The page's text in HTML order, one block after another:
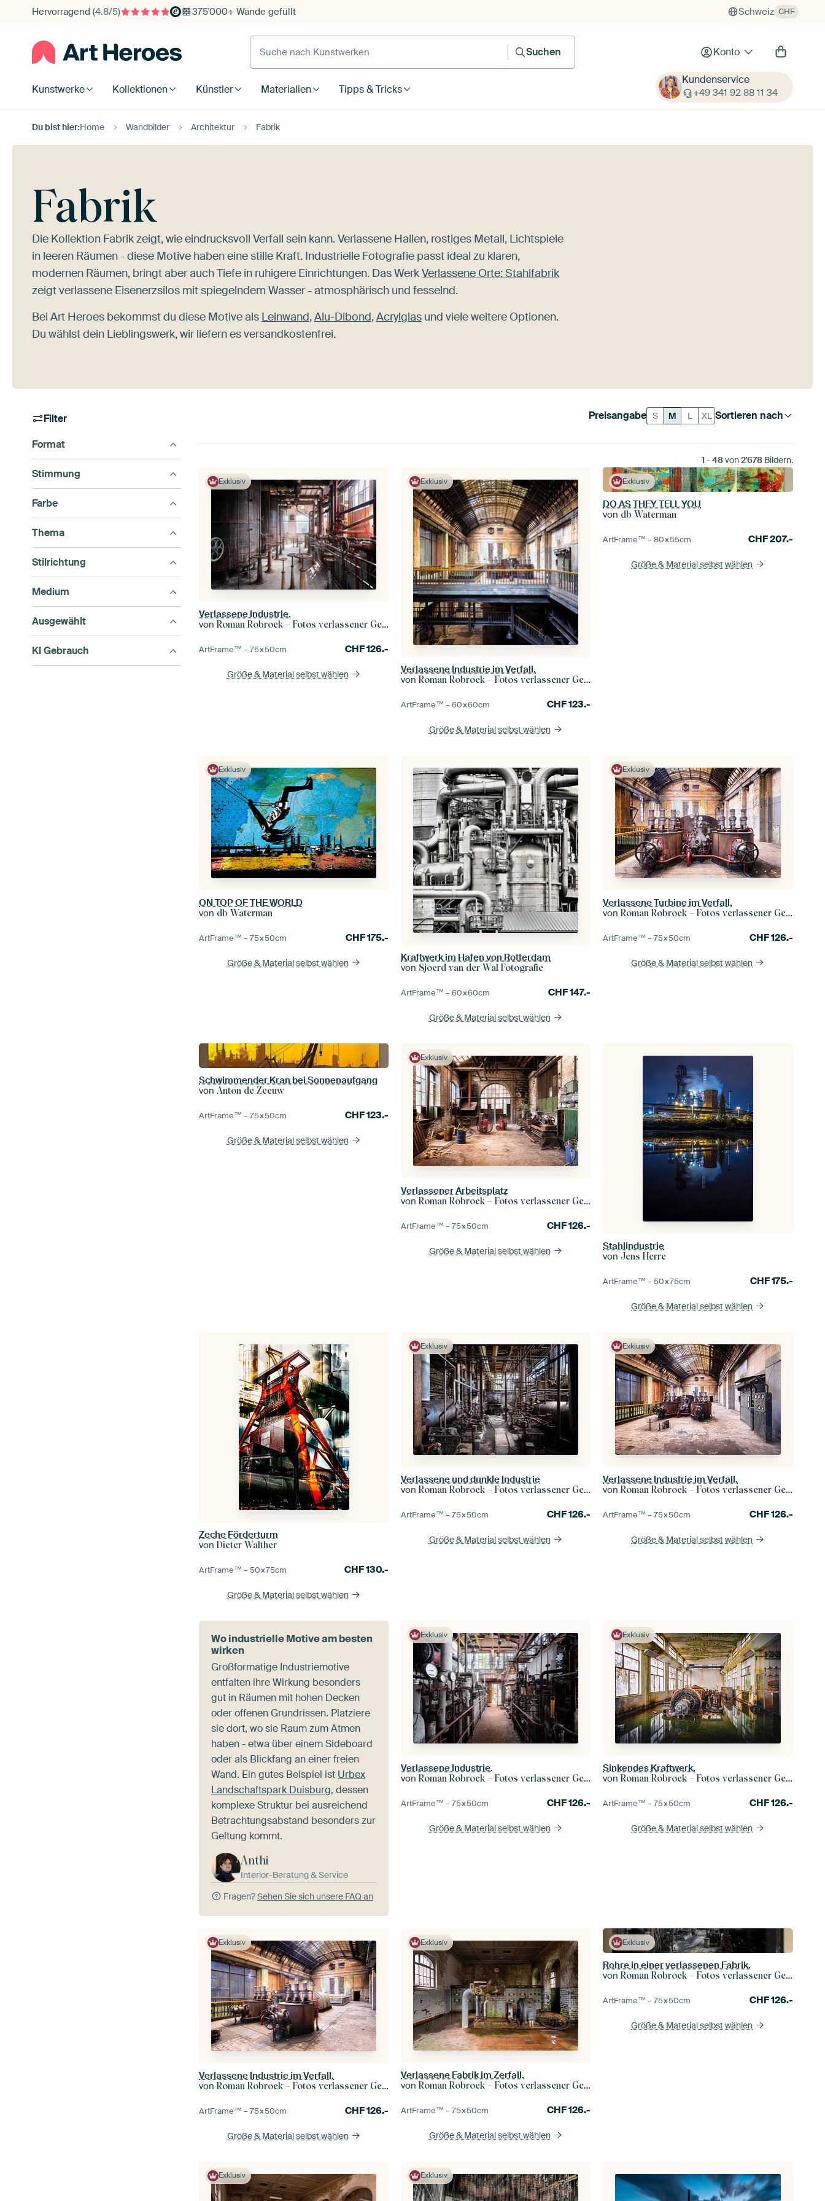
Hervorragend (4.8/5) 375'000+ Wände gefüllt Schweiz CHF
Suche nach Kunstwerken
Suchen
Konto
Kunstwerke Kollektionen Künstler Materialien Tipps & Tricks
Kundenservice
+49 341 92 88 11 34
Du bist hier:Home Wandbilder Architektur Fabrik
Fabrik
Die Kollektion Fabrik zeigt, wie eindrucksvoll Verfall sein kann. Verlassene Hallen, rostiges Metall, Lichtspiele
in leeren Räumen - diese Motive haben eine stille Kraft. Industrielle Fotografie passt ideal zu klaren,
modernen Räumen, bringt aber auch Tiefe in ruhigere Einrichtungen. Das WerkVerlassene Orte: Stahlfabrik
zeigt verlassene Eisenerzsilos mit spiegelndem Wasser - atmosphärisch und fesselnd.
Bei Art Heroes bekommst du diese Motive als Leinwand,Alu-Dibond,Acrylglas und viele weitere Optionen.
Du wählst dein Lieblingswerk, wir liefern es versandkostenfrei.
Filter
Format
Stimmung
Farbe
Thema
Stilrichtung
Medium
Ausgewählt
KI Gebrauch
Sortieren nach
Preisangabe S M L XL
1 - 48von2'678Bildern.
Exklusiv
Verlassene Industrie.
vonRoman Robroek – Fotos verlassener Gebäude
ArtFrame™ –75×50cm CHF126.-
Größe & Material selbst wählen
Exklusiv
Verlassene Industrie im Verfall.
vonRoman Robroek – Fotos verlassener Gebäude
ArtFrame™ –60×60cm CHF123.-
Größe & Material selbst wählen
Exklusiv
DO AS THEY TELL YOU
von db Waterman
ArtFrame™ –80×55cm CHF207.-
Größe & Material selbst wählen
Exklusiv
ON TOP OF THE WORLD
von db Waterman
ArtFrame™ –75×50cm CHF175.-
Größe & Material selbst wählen
Kraftwerk im Hafen von Rotterdam
von Sjoerd van der Wal Fotografie
ArtFrame™ –60×60cm CHF147.-
Größe & Material selbst wählen
Exklusiv
Verlassene Turbine im Verfall.
vonRoman Robroek – Fotos verlassener Gebäude
ArtFrame™ –75×50cm CHF126.-
Größe & Material selbst wählen
Schwimmender Kran bei Sonnenaufgang
vonAnton de Zeeuw
ArtFrame™ –75×50cm CHF123.-
Größe & Material selbst wählen
Exklusiv
Verlassener Arbeitsplatz
vonRoman Robroek – Fotos verlassener Gebäude
ArtFrame™ –75×50cm CHF126.-
Größe & Material selbst wählen
Stahlindustrie
von Jens Herre
ArtFrame™ –50×75cm CHF175.-
Größe & Material selbst wählen
Zeche Förderturm
vonDieter Walther
ArtFrame™ –50×75cm CHF130.-
Größe & Material selbst wählen
Exklusiv
Verlassene und dunkle Industrie
vonRoman Robroek – Fotos verlassener Gebäude
ArtFrame™ –75×50cm CHF126.-
Größe & Material selbst wählen
Exklusiv
Verlassene Industrie im Verfall.
vonRoman Robroek – Fotos verlassener Gebäude
ArtFrame™ –75×50cm CHF126.-
Größe & Material selbst wählen
Wo industrielle Motive am besten
wirken
Großformatige Industriemotive
entfalten ihre Wirkung besonders
gut in Räumen mit hohen Decken
oder offenen Grundrissen. Platziere
sie dort, wo sie Raum zum Atmen
haben - etwa über einem Sideboard
oder als Blickfang an einer freien
Wand. Ein gutes Beispiel ist Urbex
Landschaftspark Duisburg, dessen
komplexe Struktur bei ausreichend
Betrachtungsabstand besonders zur
Geltung kommt.
Anthi
Interior-Beratung & Service
Fragen?Sehen Sie sich unsere FAQ an
Exklusiv
Verlassene Industrie.
vonRoman Robroek – Fotos verlassener Gebäude
ArtFrame™ –75×50cm CHF126.-
Größe & Material selbst wählen
Exklusiv
Sinkendes Kraftwerk.
vonRoman Robroek – Fotos verlassener Gebäude
ArtFrame™ –75×50cm CHF126.-
Größe & Material selbst wählen
Exklusiv
Verlassene Industrie im Verfall.
vonRoman Robroek – Fotos verlassener Gebäude
ArtFrame™ –75×50cm CHF126.-
Größe & Material selbst wählen
Exklusiv
Verlassene Fabrik im Zerfall.
vonRoman Robroek – Fotos verlassener Gebäude
ArtFrame™ –75×50cm CHF126.-
Größe & Material selbst wählen
Exklusiv
Rohre in einer verlassenen Fabrik.
vonRoman Robroek – Fotos verlassener Gebäude
ArtFrame™ –75×50cm CHF126.-
Größe & Material selbst wählen
Exklusiv Exklusiv